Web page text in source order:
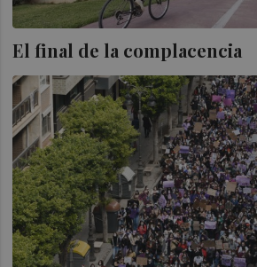
El final de la complacencia